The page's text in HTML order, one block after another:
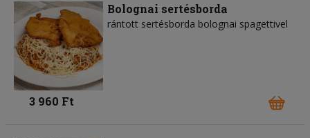
Bolognai sertésborda
rántott sertésborda bolognai spagettivel
3 960 Ft